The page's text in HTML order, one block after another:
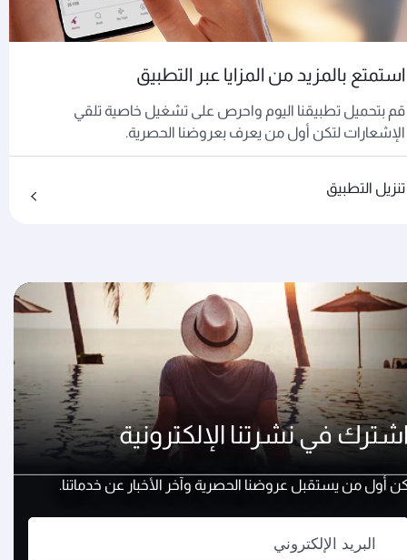
استمتع بالمزيد من المزايا عبر التطبيق
قم بتحميل تطبيقنا اليوم واحرص على تشغيل خاصية تلقي
الإشعارات لتكن أول من يعرف بعروضنا الحصرية.
تنزيل التطبيق
في نشرتنا الإلكترونية
أول من يستقبل عروضنا الحصرية وآخر الأخبار عن خدماتنا.
البريد الإلكتروني